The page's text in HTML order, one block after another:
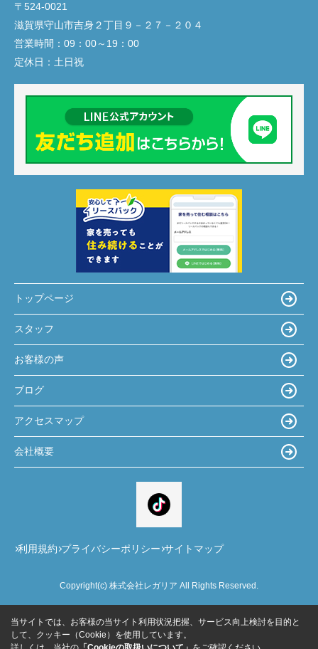
〒524-0021
滋賀県守山市吉身２丁目９－２７－２０４
営業時間： 09：00～19：00
定休日： 土日祝
トップページ
スタッフ
お客様の声
ブログ
アクセスマップ
会社概要
利用規約 プライバシーポリシー サイトマップ
Copyright(c) 株式会社レガリア All Rights Reserved.
当サイトでは、お客様の当サイト利用状況把握、サービス向上検討を目的と
して、クッキー（Cookie）を使用しています。